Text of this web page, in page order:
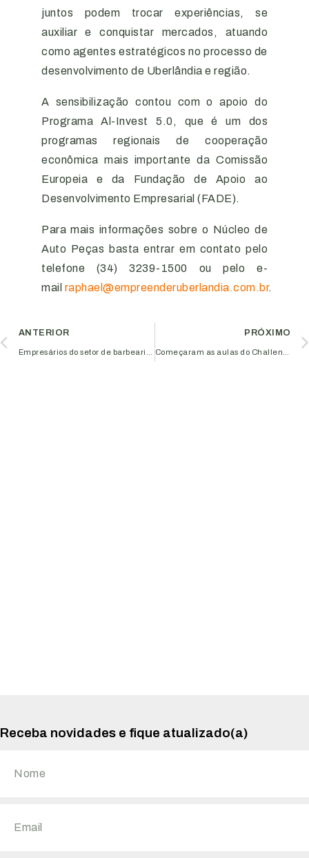
juntos podem trocar experiências, se
auxiliar e conquistar mercados, atuando
como agentes estratégicos no processo de
desenvolvimento de Uberlândia e região.
A sensibilização contou com o apoio do
Programa Al-Invest 5.0, que é um dos
programas regionais de cooperação
econômica mais importante da Comissão
Europeia e da Fundação de Apoio ao
Desenvolvimento Empresarial (FADE).
Para mais informações sobre o Núcleo de
Auto Peças basta entrar em contato pelo
telefone (34) 3239-1500 ou pelo e-
mail raphael@empreenderuberlandia.com.br.
ANTERIOR PRÓXIMO
Receba novidades e fique atualizado(a)